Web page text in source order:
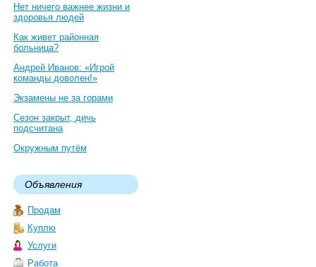
Нет ничего важнее жизни и
здоровья людей
Как живет районная
больница?
Андрей Иванов: «Игрой
команды доволен!»
Экзамены не за горами
Сезон закрыт, дичь
подсчитана
Окружным путём
Объявления
Продам
Куплю
Услуги
Работа